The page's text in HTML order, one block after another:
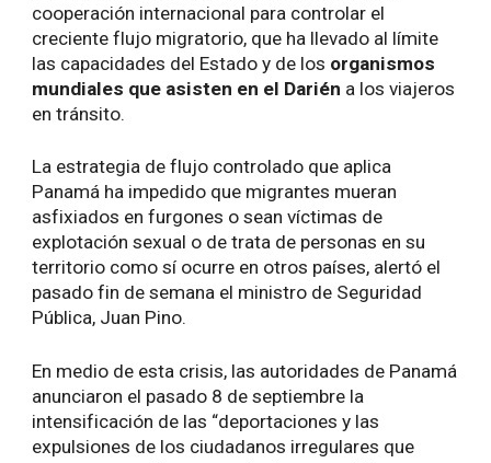
cooperación internacional para controlar el
creciente flujo migratorio, que ha llevado al límite
las capacidades del Estado y de los organismos
mundiales que asisten en el Darién a los viajeros
en tránsito.
La estrategia de flujo controlado que aplica
Panamá ha impedido que migrantes mueran
asfixiados en furgones o sean víctimas de
explotación sexual o de trata de personas en su
territorio como sí ocurre en otros países, alertó el
pasado fin de semana el ministro de Seguridad
Pública, Juan Pino.
En medio de esta crisis, las autoridades de Panamá
anunciaron el pasado 8 de septiembre la
intensificación de las “deportaciones y las
expulsiones de los ciudadanos irregulares que